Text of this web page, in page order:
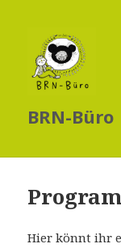
BRN-Büro
Hier könnt ihr